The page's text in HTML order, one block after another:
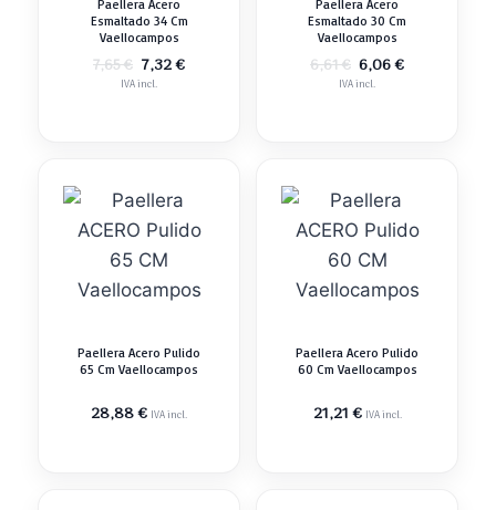
Paellera Acero
Esmaltado 34 Cm
Vaellocampos
7,65€ El
precio
7,32€El
IVA incl.
Paellera Acero
Esmaltado 30 Cm
Vaellocampos
6,61€ El
precio
6,06€El
IVA incl.
Paellera Acero Pulido
65 Cm Vaellocampos
28,88€ IVA incl.
Paellera Acero Pulido
60 Cm Vaellocampos
21,21€ IVA incl.